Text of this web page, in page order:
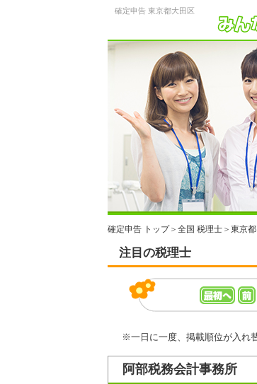
確定申告 東京都大田区
確定申告 トップ＞ 全国 税理士 ＞ 東京
注目の税理士
※一日に一度、掲載順位が入れ
阿部税務会計事務所